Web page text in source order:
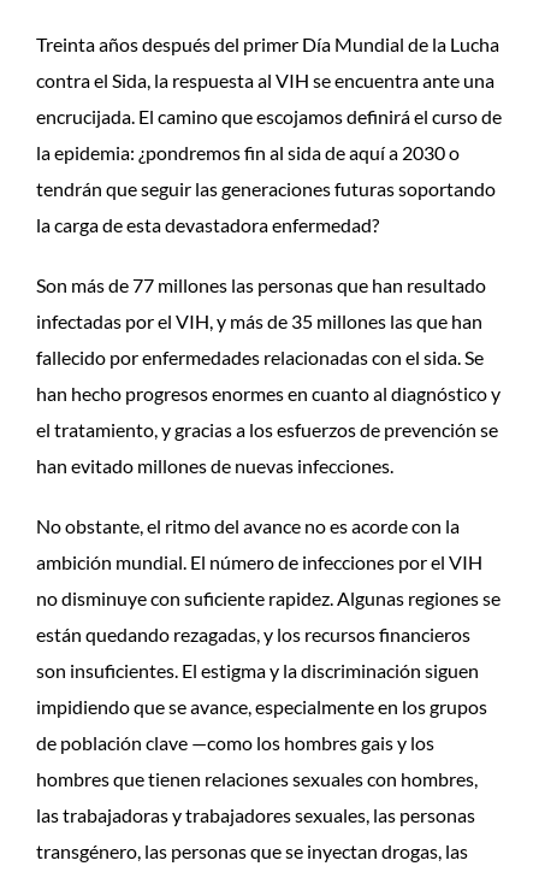
Treinta años después del primer Día Mundial de la Lucha
contra el Sida, la respuesta al VIH se encuentra ante una
encrucijada. El camino que escojamos definirá el curso de
la epidemia: ¿pondremos fin al sida de aquí a 2030 o
tendrán que seguir las generaciones futuras soportando
la carga de esta devastadora enfermedad?
Son más de 77 millones las personas que han resultado
infectadas por el VIH, y más de 35 millones las que han
fallecido por enfermedades relacionadas con el sida. Se
han hecho progresos enormes en cuanto al diagnóstico y
el tratamiento, y gracias a los esfuerzos de prevención se
han evitado millones de nuevas infecciones.
No obstante, el ritmo del avance no es acorde con la
ambición mundial. El número de infecciones por el VIH
no disminuye con suficiente rapidez. Algunas regiones se
están quedando rezagadas, y los recursos financieros
son insuficientes. El estigma y la discriminación siguen
impidiendo que se avance, especialmente en los grupos
de población clave —como los hombres gais y los
hombres que tienen relaciones sexuales con hombres,
las trabajadoras y trabajadores sexuales, las personas
transgénero, las personas que se inyectan drogas, las